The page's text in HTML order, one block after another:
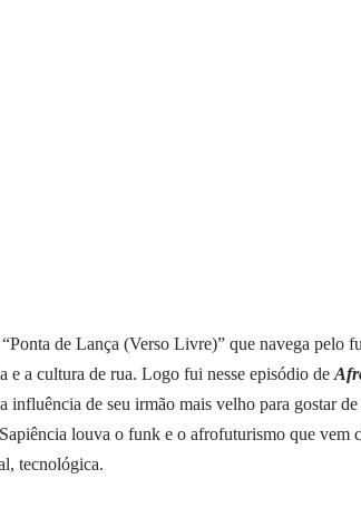
de Lança (Verso Livre)” que navega pelo
e a cultura de rua. Logo fui nesse episódio de
influência de seu irmão mais velho para gostar
louva o funk e o afrofuturismo que vem
tecnológica.